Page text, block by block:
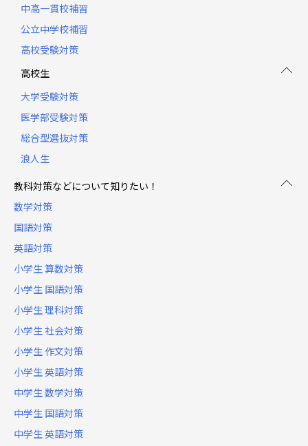
中高一貫校補習
公立中学校補習
高校受験対策
高校生
大学受験対策
医学部受験対策
総合型選抜対策
浪人生
教科対策などについて知りたい！
数学対策
国語対策
英語対策
小学生 算数対策
小学生 国語対策
小学生 理科対策
小学生 社会対策
小学生 作文対策
小学生 英語対策
中学生 数学対策
中学生 国語対策
中学生 英語対策